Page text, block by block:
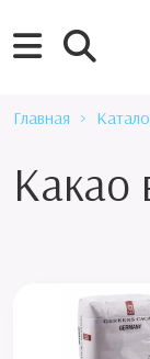
Главная
Какао